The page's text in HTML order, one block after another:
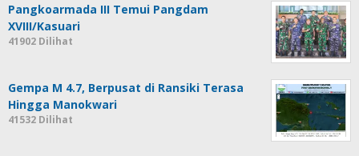
Pangkoarmada III Temui Pangdam
XVIII/Kasuari
41902 Dilihat
Gempa M 4.7, Berpusat di Ransiki Terasa
Hingga Manokwari
41532 Dilihat